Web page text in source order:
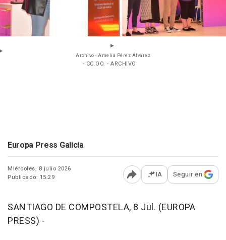
Archivo - Amelia Pérez Álvarez
- CC.OO. - ARCHIVO
Europa Press Galicia
Miércoles, 8 julio 2026
Publicado: 15:29
Abrir opciones para
IA Seguir en
SANTIAGO DE COMPOSTELA, 8 Jul. (EUROPA
PRESS) -